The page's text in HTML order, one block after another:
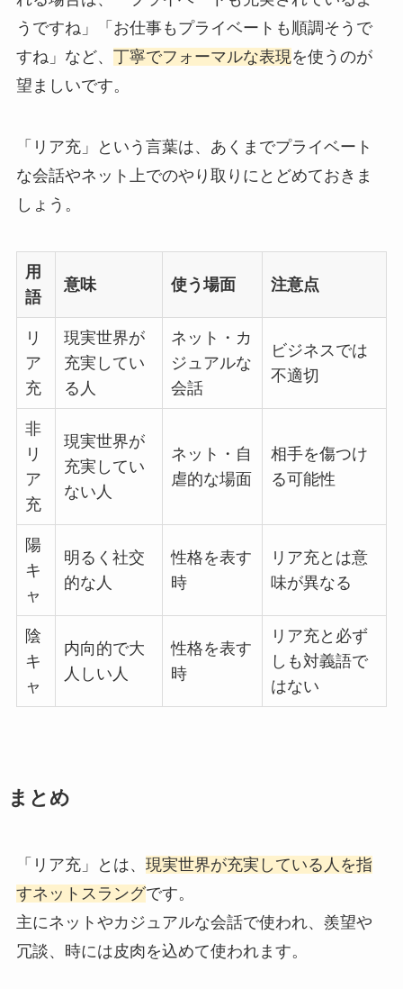
うですね」「お仕事もプライベートも順調そうで
すね」など、 丁寧でフォーマルな表現を使うのが
望ましいです。
「リア充」という言葉は、あくまでプライベート
な会話やネット上でのやり取りにとどめておきま
しょう。
用
語
意味 使う場面 注意点
リ
ア
充
現実世界が
充実してい
る人
ネット・カ
ジュアルな
会話
ビジネスでは
不適切
非
リ
ア
充
現実世界が
充実してい
ない人
ネット・自
虐的な場面
相手を傷つけ
る可能性
陽
キ
ャ
明るく社交
的な人
性格を表す
時
リア充とは意
味が異なる
陰
キ
ャ
内向的で大
人しい人
性格を表す
時
リア充と必ず
しも対義語で
はない
まとめ
「リア充」とは、 現実世界が充実している人を指
すネットスラングです。
主にネットやカジュアルな会話で使われ、羨望や
冗談、時には皮肉を込めて使われます。